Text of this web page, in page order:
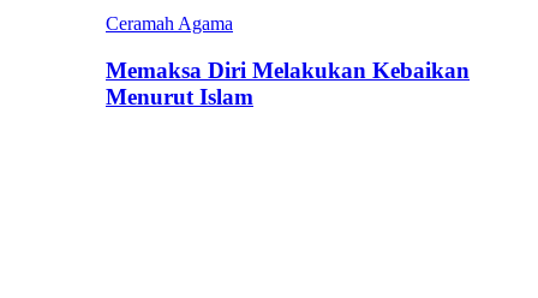
Ceramah Agama
Memaksa Diri Melakukan Kebaikan
Menurut Islam